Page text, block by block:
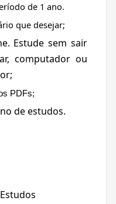
de 1 ano.
que desejar;
Estudesem sair
computador ou
PDFs;
de estudos.